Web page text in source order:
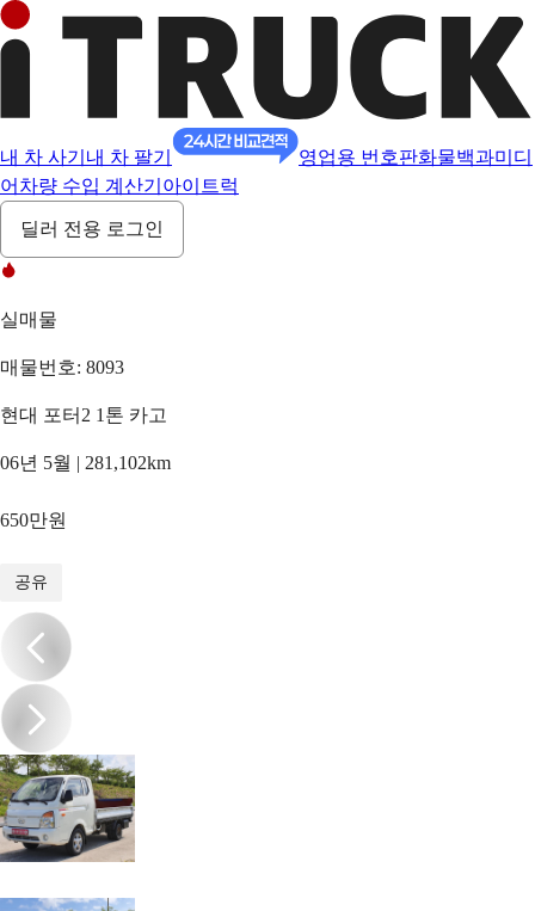
내 차 사기 내 차 팔기 영업용 번호판화물백과미디
어 차량 수입 계산기 아이트럭
딜러 전용 로그인
실매물
매물번호: 8093
현대 포터2 1톤 카고
06년 5월 | 281,102km
650만원
공유
/9